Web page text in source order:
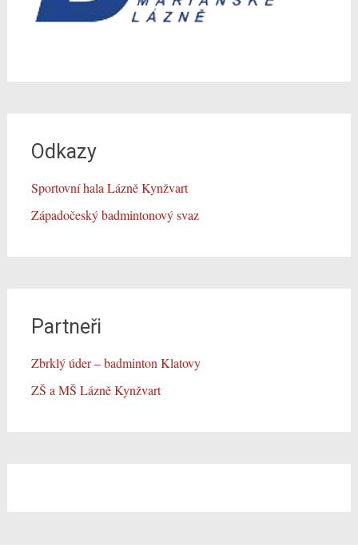
Odkazy
Sportovní hala Lázně Kynžvart
Západočeský badmintonový svaz
Partneři
Zbrklý úder – badminton Klatovy
ZŠ a MŠ Lázně Kynžvart